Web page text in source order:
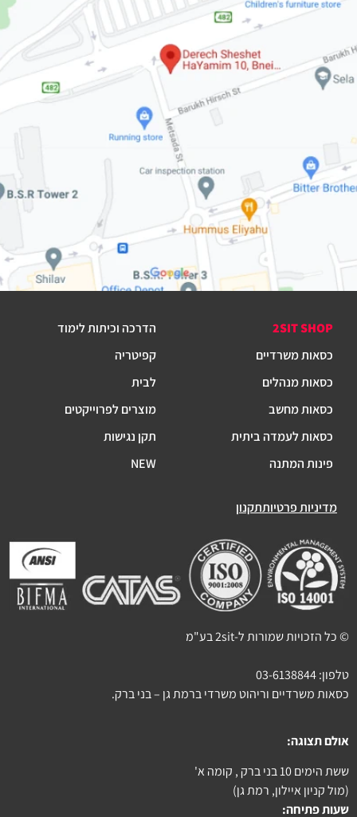
2SIT SHOP
כסאות משרדיים
כסאות מנהלים
כסאות מחשב
כסאות לעמדה ביתית
פינות המתנה
הדרכה וכיתות לימוד
קפיטריה
לבית
מוצרים לפרוייקטים
תקן נגישות
NEW
מדיניות פרטיותתקנון
© כל הזכויות שמורות ל-2sit בע"מ
טלפון:03-6138844
כסאות משרדיים וריהוט משרדי ברמת גן – בני ברק.
אולם תצוגה:
ששת הימים 10 בני ברק , קומה א'
(מול קניון איילון, רמת גן)
שעות פתיחה: